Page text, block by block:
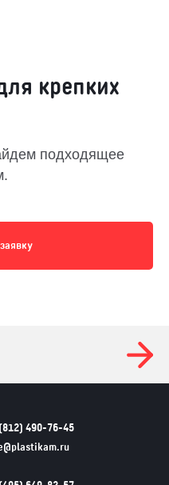
крепких
подходящее
490-76-45